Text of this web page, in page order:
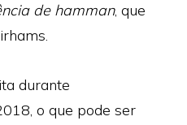
de hamman, que
durante
o que pode ser